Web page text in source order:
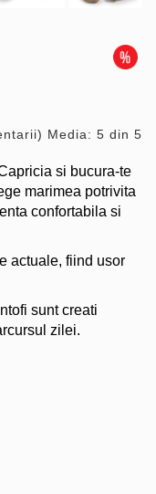
Media: 5 din 5
si bucura-te
marimea potrivita
confortabila si
actuale, fiind usor
sunt creati
zilei.